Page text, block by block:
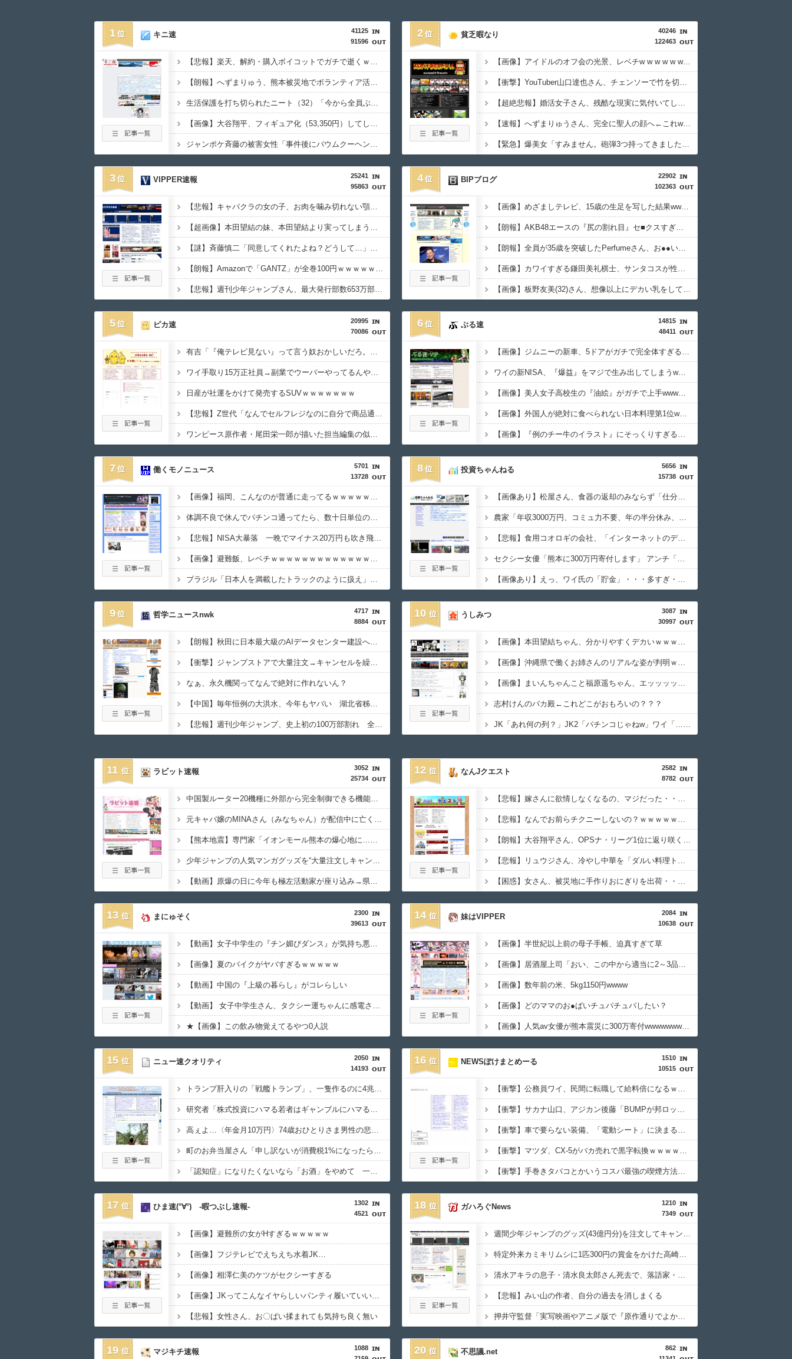
1
41125
91596
キニ速
【悲報】楽天、解約・購入ボイコットでガチで逝くｗｗｗｗ
【朗報】へずまりゅう、熊本被災地でボランティア活動をして皆を笑顔にするｗｗｗｗｗｗｗｗｗｗｗｗｗ
生活保護を打ち切られたニート（32）「今から全員ぶっ殺しに行ってやる」当然逮捕
【画像】大谷翔平、フィギュア化（53,350円）してしまうｗｗｗｗｗ
ジャンポケ斉藤の被害女性「事件後にバウムクーヘン売ったりTikTokライブしててムカついた」
2
40246
122463
貧乏暇なり
【画像】アイドルのオフ会の光景、レベチw w w w w w w w w w w
【衝撃】YouTuber山口達也さん、チェンソーで竹を切るだけで600万再生を突破してしまう←正直、こう言うのでいいんだよなw w w w w w w w
【超絶悲報】婚活女子さん、残酷な現実に気付いてしまった結果…
【速報】へずまりゅうさん、完全に聖人の顔へ←これw w w w w w w w
【緊急】爆美女「すみません。砲弾3つ持ってきました」警察「！？」自衛隊「！？」→結果w w w w w w w w
3
25241
95863
VIPPER速報
【悲報】キャバクラの女の子、お肉を噛み切れない顎になってしまう・・・
【超画像】本田望結の妹、本田望結より実ってしまう・・・
【謎】斉藤慎二「同意してくれたよね？どうして…」被害女性「彼は言葉が通じないモンスター」
【朗報】Amazonで「GANTZ」が全巻100円ｗｗｗｗｗｗｗｗｗｗ
【悲報】週刊少年ジャンプさん、最大発行部数653万部から急降下でついに100万部を割ってしまう
4
22902
102363
BIPブログ
【画像】めざましテレビ、15歳の生足を写した結果wwwww
【朗報】AKB48エースの『尻の割れ目』セ■クスすぎんだろwwwww
【朗報】全員が35歳を突破したPerfumeさん、お●●いwwww
【画像】カワイすぎる鎌田美礼棋士、サンタコスが性的すぎる
【画像】板野友美(32)さん、想像以上にデカい乳をしてしまうwww
5
20995
70086
ピカ速
有吉「『俺テレビ見ない』って言う奴おかしいだろ。団子屋で『団子食べない』って言うか？」
ワイ手取り15万正社員→副業でウーバーやってるんやが金がない
日産が社運をかけて発売するSUVｗｗｗｗｗｗｗ
【悲報】Z世代「なんでセルフレジなのに自分で商品通さないといけないんだ」
ワンピース原作者・尾田栄一郎が描いた担当編集の似顔絵「ムダに東大卒」
6
14815
48411
ぶる速
【画像】ジムニーの新車、5ドアがガチで完全体すぎるwwwwwww
ワイの新NISA、『爆益』をマジで生み出してしまうwwwwwwwww
【画像】美人女子高校生の『油絵』がガチで上手wwwwww
【画像】外国人が絶対に食べられない日本料理第1位wwwwwwwww
【画像】『例のチー牛のイラスト』にそっくりすぎる男の子wwwwwww
7
5701
13728
働くモノニュース
【画像】福岡、こんなのが普通に走ってるｗｗｗｗｗｗｗｗｗｗｗｗｗｗｗｗ
体調不良で休んでパチンコ通ってたら、数十日単位の証拠写真撮られて会社クビになった
【悲報】NISA大暴落 一晩でマイナス20万円も吹き飛んだもよう
【画像】避難飯、レベチｗｗｗｗｗｗｗｗｗｗｗｗｗｗｗ
ブラジル「日本人を満載したトラックのように扱え」→ 差別として問題に→ 「一般的表現！」と弁明
8
5656
15738
投資ちゃんねる
【画像あり】松屋さん、食器の返却のみならず「仕分け」まで客にやらせてしまうｗｗｗｗｗ
農家「年収3000万円、コミュ力不要、年の半分休み、午前で終わる仕事」←コイツ
【悲報】食用コオロギの会社、「インターネットのデマ」のせいで倒産ｗｗｗｗｗ
セクシー女優「熊本に300万円寄付します」 アンチ「汚い金ありがとう♥」
【画像あり】えっ、ワイ氏の「貯金」・・・多すぎ・・・？
9
4717
8884
哲学ニュースnwk
【朗報】秋田に日本最大級のAIデータセンター建設へ 総事業費2兆円、UAEが巨額投資を協議
【衝撃】ジャンプストアで大量注文→キャンセルを繰り返した32歳女を逮捕 238アカウント、総額43億円超「注文したことで欲求が満たされた」
なぁ、永久機関ってなんで絶対に作れないん？
【中国】毎年恒例の大洪水、今年もヤバい 湖北省秭帰県で山洪水が市街地を直撃、工場浸水・車両が次々流される
【悲報】週刊少年ジャンプ、史上初の100万部割れ 全盛期653万部から98万部に…紙の雑誌「100万部超え」が消滅
10
3087
30997
うしみつ
【画像】本田望結ちゃん、分かりやすくデカいｗｗｗｗｗｗｗｗｗｗｗ
【画像】沖縄県で働くお姉さんのリアルな姿が判明ｗｗｗｗｗｗｗｗｗｗｗｗｗ
【画像】まいんちゃんこと福原遥ちゃん、エッッッッッッッッッッッッッッッッ！
志村けんのバカ殿←これどこがおもろいの？？？
JK「あれ何の列？」JK2「パチンコじゃねw」ワイ「…」⇒ｗｗ
11
3052
25734
ラビット速報
中国製ルーター20機種に外部から完全制御できる機能が仕込まれていたことが判明・・・
元キャバ嬢のMINAさん（みなちゃん）が配信中に亡くなったのではないかとX上で話題に（※動画あり）
【熊本地震】専門家「イオンモール熊本の爆心地に…喫煙所と自販機」警察・消防「」←これ・・・
少年ジャンプの人気マンガグッズを“大量注文しキャンセル”繰り返したか 女逮捕 総額43億円以上
【動画】原爆の日に今年も極左活動家が座り込み→県警に強制排除される動画が話題に
12
2582
8782
なんJクエスト
【悲報】嫁さんに欲情しなくなるの、マジだった・・・・・・・・・
【悲報】なんでお前らチクニーしないの？ｗｗｗｗｗｗｗｗｗｗ
【朗報】大谷翔平さん、OPSナ・リーグ1位に返り咲くｗｗｗｗｗｗｗｗｗｗ
【悲報】リュウジさん、冷やし中華を「ダルい料理トップ10」に認定・・・・・・・・・
【困惑】女さん、被災地に手作りおにぎりを出荷・・・・・・・・・
13
2300
39613
まにゅそく
【動画】女子中学生の『チン媚びダンス』が気持ち悪い????
【画像】夏のバイクがヤバすぎるｗｗｗｗｗ
【動画】中国の『上級の暮らし』がコレらしい
【動画】 女子中学生さん、タクシー運ちゃんに感電させられ死亡……
★【画像】この飲み物覚えてるやつ0人説
14
2084
10638
妹はVIPPER
【画像】半世紀以上前の母子手帳、迫真すぎて草
【画像】居酒屋上司「おい、この中から適当に2～3品頼んでおいてくれや」
【画像】数年前の米、5kg1150円wwww
【画像】どのママのお●ぱいチュパチュパしたい？
【画像】人気av女優が熊本震災に300万寄付wwwwwwwwwwww
15
2050
14193
ニュー速クオリティ
トランプ肝入りの「戦艦トランプ」、一隻作るのに4兆円かかる模様ｗｗｗ
研究者「株式投資にハマる若者はギャンブルにハマる若者と同じ傾向がある」
高ぇよ…〈年金月10万円〉74歳おひとりさま男性の悲鳴。「惣菜すら手が出ない」
町のお弁当屋さん「申し訳ないが消費税1%になったらその分商品代を値上げするわ」 「うちも！」
「認知症」になりたくないなら「お酒」をやめて 一番認知症に良くないのは「お酒」と判明・・・
16
1510
10515
NEWSぽけまとめーる
【衝撃】公務員ワイ、民間に転職して給料倍になるｗｗｗｗｗ
【衝撃】サカナ山口、アジカン後藤「BUMPが邦ロックを一変させた」←これｗｗｗｗｗ
【衝撃】車で要らない装備、「電動シート」に決まるｗｗｗｗｗ
【衝撃】マツダ、CX-5がバカ売れで黒字転換ｗｗｗｗｗ(※画像あり)
【衝撃】手巻きタバコとかいうコスパ最強の喫煙方法←これｗｗｗｗｗ
17
1302
4521
ひま速(°∀°) -暇つぶし速報-
【画像】避難所の女がHすぎるｗｗｗｗｗ
【画像】フジテレビでえちえち水着JK…
【画像】相澤仁美のケツがセクシーすぎる
【画像】JKってこんなイヤらしいパンティ履いていいの？ｗｗｗｗｗ
【悲報】女性さん、お〇ぱい揉まれても気持ち良く無い
18
1210
7349
ガハろぐNews
週間少年ジャンプのグッズ(43億円分)を注文してキャンセルした32歳女が逮捕
特定外来カミキリムシに1匹300円の賞金をかけた高崎市、初日に1170匹持ち込まれる
清水アキラの息子・清水良太郎さん死去で、落語家・柳家小はだが「いじめ」「暴行」被害告発
【悲報】みい山の作者、自分の過去を消しまくる
押井守監督「実写映画やアニメ版で『原作通りでよかった』なんて感想は原作の成功体験を追体験したいだけ」
19
1088
マジキチ速報 20
862
不思議.net